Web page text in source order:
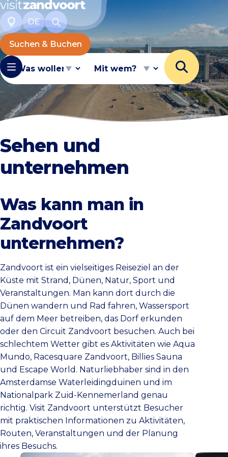
DE
Suchen & Buchen
Was wollen Sie tun?
Mit wem?
Sehen und
unternehmen
Was kann man in
Zandvoort
unternehmen?
Zandvoort ist ein vielseitiges Reiseziel an der
Küste mit Strand, Dünen, Natur, Sport und
Veranstaltungen. Man kann dort durch die
Dünen wandern und Rad fahren, Wassersport
auf dem Meer betreiben, das Dorf erkunden
oder den Circuit Zandvoort besuchen. Auch bei
schlechtem Wetter gibt es Aktivitäten wie Aqua
Mundo, Racesquare Zandvoort, Billies Sauna
und Escape World. Naturliebhaber sind in den
Amsterdamse Waterleidingduinen und im
Nationalpark Zuid-Kennemerland genau
richtig. Visit Zandvoort unterstützt Besucher
mit praktischen Informationen zu Aktivitäten,
Routen, Veranstaltungen und der Planung
ihres Besuchs.